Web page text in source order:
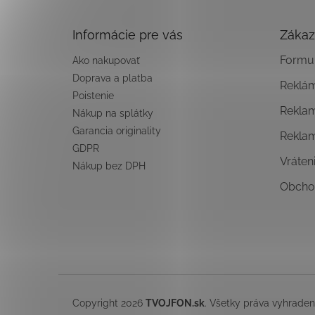
Informácie pre vás
Ako nakupovať
Doprava a platba
Poistenie
Nákup na splátky
Garancia originality
GDPR
Nákup bez DPH
Copyright 2026 TVOJFON.sk. Všetky práva